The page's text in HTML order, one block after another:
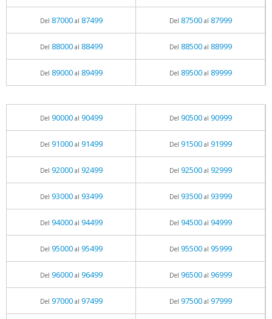
Del 87000al 87499 Del 87500al 87999
Del 88000al 88499 Del 88500al 88999
Del 89000al 89499 Del 89500al 89999
Del 90000al 90499 Del 90500al 90999
Del 91000al 91499 Del 91500al 91999
Del 92000al 92499 Del 92500al 92999
Del 93000al 93499 Del 93500al 93999
Del 94000al 94499 Del 94500al 94999
Del 95000al 95499 Del 95500al 95999
Del 96000al 96499 Del 96500al 96999
Del 97000al 97499 Del 97500al 97999